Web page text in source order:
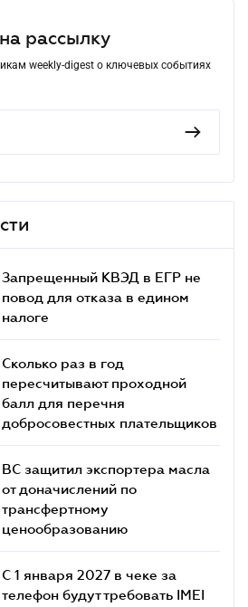
рассылку
weekly-digest о ключевых событиях
Запрещенный КВЭД в ЕГР не
повод для отказа в едином
налоге
Сколько раз в год
пересчитывают проходной
балл для перечня
добросовестных плательщиков
ВС защитил экспортера масла
от доначислений по
трансфертному
ценообразованию
С 1 января 2027 в чеке за
телефон будут требовать IMEI